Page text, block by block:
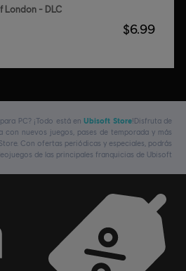
London - DLC
$6.99
PC? ¡Todo está enUbisoft Store!Disfruta de
con nuevos juegos, pases de temporada y más
Con ofertas periódicas y especiales, podrás
de las principales franquicias de Ubisoft